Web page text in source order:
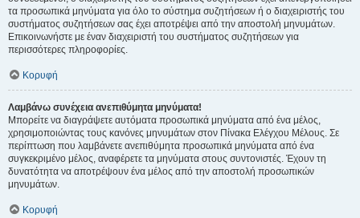
τα προσωπικά μηνύματα για όλο το σύστημα συζητήσεων ή ο διαχειριστής του
συστήματος συζητήσεων σας έχει αποτρέψει από την αποστολή μηνυμάτων.
Επικοινωνήστε με έναν διαχειριστή του συστήματος συζητήσεων για
περισσότερες πληροφορίες.
Κορυφή
Λαμβάνω συνέχεια ανεπιθύμητα μηνύματα!
Μπορείτε να διαγράψετε αυτόματα προσωπικά μηνύματα από ένα μέλος,
χρησιμοποιώντας τους κανόνες μηνυμάτων στον Πίνακα Ελέγχου Μέλους. Σε
περίπτωση που λαμβάνετε ανεπιθύμητα προσωπικά μηνύματα από ένα
συγκεκριμένο μέλος, αναφέρετε τα μηνύματα στους συντονιστές. Έχουν τη
δυνατότητα να αποτρέψουν ένα μέλος από την αποστολή προσωπικών
μηνυμάτων.
Κορυφή